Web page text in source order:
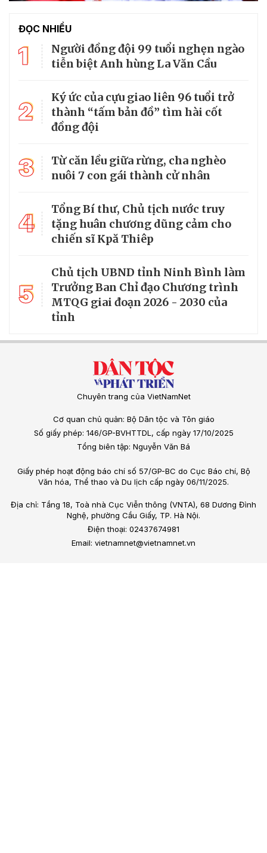
ĐỌC NHIỀU
1
Người đồng đội 99 tuổi nghẹn ngào
tiễn biệt Anh hùng La Văn Cầu
2
Ký ức của cựu giao liên 96 tuổi trở
thành “tấm bản đồ” tìm hài cốt
đồng đội
3
Từ căn lều giữa rừng, cha nghèo
nuôi 7 con gái thành cử nhân
4
Tổng Bí thư, Chủ tịch nước truy
tặng huân chương dũng cảm cho
chiến sĩ Kpă Thiêp
5
Chủ tịch UBND tỉnh Ninh Bình làm
Trưởng Ban Chỉ đạo Chương trình
MTQG giai đoạn 2026 - 2030 của
tỉnh
Chuyên trang của VietNamNet
Cơ quan chủ quản: Bộ Dân tộc và Tôn giáo
Số giấy phép: 146/GP-BVHTTDL, cấp ngày 17/10/2025
Tổng biên tập: Nguyễn Văn Bá
Giấy phép hoạt động báo chí số 57/GP-BC do Cục Báo chí, Bộ
Văn hóa, Thể thao và Du lịch cấp ngày 06/11/2025.
Địa chỉ: Tầng 18, Toà nhà Cục Viễn thông (VNTA), 68 Dương Đình
Nghệ, phường Cầu Giấy, TP. Hà Nội.
Điện thoại: 02437674981
Email: vietnamnet@vietnamnet.vn